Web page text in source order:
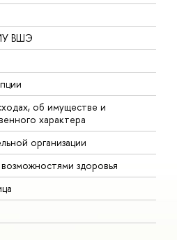
ВШЭ
об имуществе и
характера
организации
здоровья